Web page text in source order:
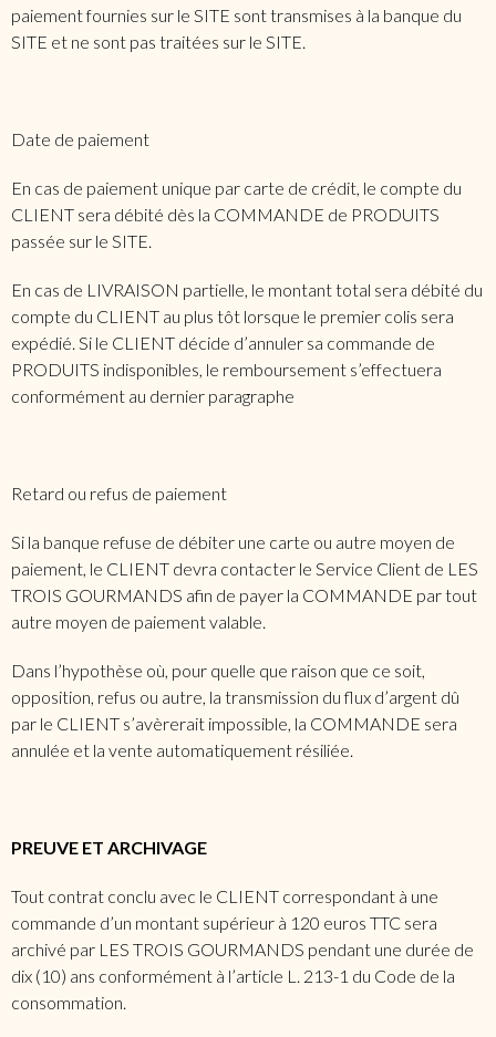
paiement fournies sur le SITE sont transmises à la banque du
SITE et ne sont pas traitées sur le SITE.
Date de paiement
En cas de paiement unique par carte de crédit, le compte du
CLIENT sera débité dès la COMMANDE de PRODUITS
passée sur le SITE.
En cas de LIVRAISON partielle, le montant total sera débité du
compte du CLIENT au plus tôt lorsque le premier colis sera
expédié. Si le CLIENT décide d’annuler sa commande de
PRODUITS indisponibles, le remboursement s’effectuera
conformément au dernier paragraphe
Retard ou refus de paiement
Si la banque refuse de débiter une carte ou autre moyen de
paiement, le CLIENT devra contacter le Service Client de LES
TROIS GOURMANDS afin de payer la COMMANDE par tout
autre moyen de paiement valable.
Dans l’hypothèse où, pour quelle que raison que ce soit,
opposition, refus ou autre, la transmission du flux d’argent dû
par le CLIENT s’avèrerait impossible, la COMMANDE sera
annulée et la vente automatiquement résiliée.
PREUVE ET ARCHIVAGE
Tout contrat conclu avec le CLIENT correspondant à une
commande d’un montant supérieur à 120 euros TTC sera
archivé par LES TROIS GOURMANDS pendant une durée de
dix (10) ans conformément à l’article L. 213-1 du Code de la
consommation.